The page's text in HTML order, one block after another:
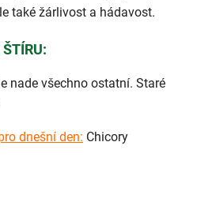
také žárlivost a hádavost.
nade všechno ostatní. Staré
dnešní den: Chicory